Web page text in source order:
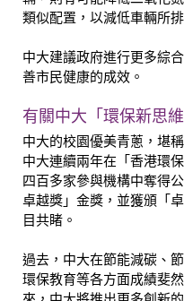
類似配置，以減低車輛所
中大建議政府進行更多綜
善市民健康的成效。
有關中大「環保新思
中大的校園優美青蔥，堪
中大連續兩年在「香港環
四百多家參與機構中奪得
卓越獎」金獎，並獲頒「
目共睹。
過去，中大在節能減碳、
環保教育等各方面成績斐